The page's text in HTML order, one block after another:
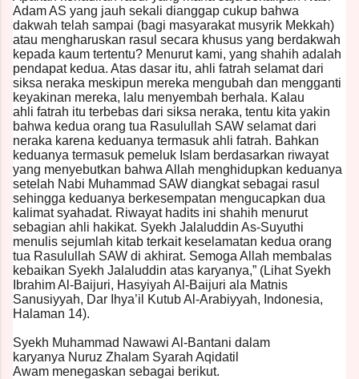
Adam AS yang jauh sekali dianggap cukup bahwa
dakwah telah sampai (bagi masyarakat musyrik Mekkah)
atau mengharuskan rasul secara khusus yang berdakwah
kepada kaum tertentu? Menurut kami, yang shahih adalah
pendapat kedua. Atas dasar itu, ahli fatrah selamat dari
siksa neraka meskipun mereka mengubah dan mengganti
keyakinan mereka, lalu menyembah berhala. Kalau
ahli fatrah itu terbebas dari siksa neraka, tentu kita yakin
bahwa kedua orang tua Rasulullah SAW selamat dari
neraka karena keduanya termasuk ahli fatrah. Bahkan
keduanya termasuk pemeluk Islam berdasarkan riwayat
yang menyebutkan bahwa Allah menghidupkan keduanya
setelah Nabi Muhammad SAW diangkat sebagai rasul
sehingga keduanya berkesempatan mengucapkan dua
kalimat syahadat. Riwayat hadits ini shahih menurut
sebagian ahli hakikat. Syekh Jalaluddin As-Suyuthi
menulis sejumlah kitab terkait keselamatan kedua orang
tua Rasulullah SAW di akhirat. Semoga Allah membalas
kebaikan Syekh Jalaluddin atas karyanya,” (Lihat Syekh
Ibrahim Al-Baijuri, Hasyiyah Al-Baijuri ala Matnis
Sanusiyyah, Dar Ihya’il Kutub Al-Arabiyyah, Indonesia,
Halaman 14).
Syekh Muhammad Nawawi Al-Bantani dalam
karyanya Nuruz Zhalam Syarah Aqidatil
Awam menegaskan sebagai berikut.